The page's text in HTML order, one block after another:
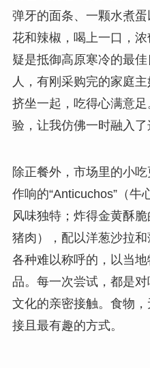
弹牙的面条、一颗水煮
花和辣椒，喝上一口，
疑是抵御高原寒冷的最
人，有刚采购完的家庭
挤坐一起，吃得心满意
验，让我仿佛一时融入了
除正餐外，市场里的小
作响的“Anticuchos”（牛
风味独特；炸得金黄酥
猪肉），配以洋葱沙拉
各种难以称呼的，以当
品。每一次尝试，都是
文化的亲密接触。食物
接且最有趣的方式。